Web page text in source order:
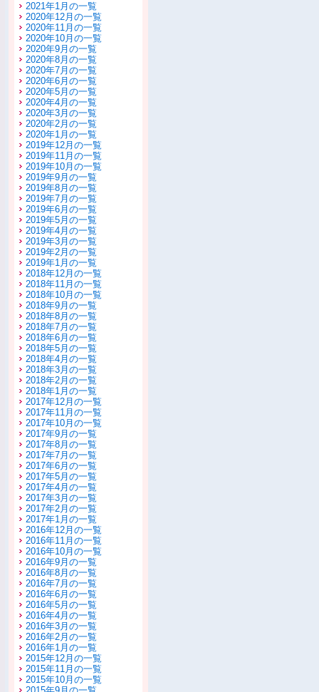
2021年1月の一覧
2020年12月の一覧
2020年11月の一覧
2020年10月の一覧
2020年9月の一覧
2020年8月の一覧
2020年7月の一覧
2020年6月の一覧
2020年5月の一覧
2020年4月の一覧
2020年3月の一覧
2020年2月の一覧
2020年1月の一覧
2019年12月の一覧
2019年11月の一覧
2019年10月の一覧
2019年9月の一覧
2019年8月の一覧
2019年7月の一覧
2019年6月の一覧
2019年5月の一覧
2019年4月の一覧
2019年3月の一覧
2019年2月の一覧
2019年1月の一覧
2018年12月の一覧
2018年11月の一覧
2018年10月の一覧
2018年9月の一覧
2018年8月の一覧
2018年7月の一覧
2018年6月の一覧
2018年5月の一覧
2018年4月の一覧
2018年3月の一覧
2018年2月の一覧
2018年1月の一覧
2017年12月の一覧
2017年11月の一覧
2017年10月の一覧
2017年9月の一覧
2017年8月の一覧
2017年7月の一覧
2017年6月の一覧
2017年5月の一覧
2017年4月の一覧
2017年3月の一覧
2017年2月の一覧
2017年1月の一覧
2016年12月の一覧
2016年11月の一覧
2016年10月の一覧
2016年9月の一覧
2016年8月の一覧
2016年7月の一覧
2016年6月の一覧
2016年5月の一覧
2016年4月の一覧
2016年3月の一覧
2016年2月の一覧
2016年1月の一覧
2015年12月の一覧
2015年11月の一覧
2015年10月の一覧